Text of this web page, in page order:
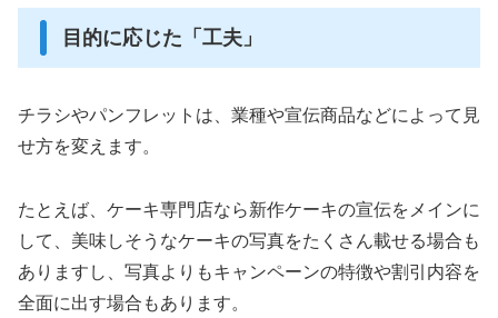
目的に応じた「工夫」
チラシやパンフレットは、業種や宣伝商品などによって見
せ方を変えます。
たとえば、ケーキ専門店なら新作ケーキの宣伝をメインに
して、美味しそうなケーキの写真をたくさん載せる場合も
ありますし、写真よりもキャンペーンの特徴や割引内容を
全面に出す場合もあります。